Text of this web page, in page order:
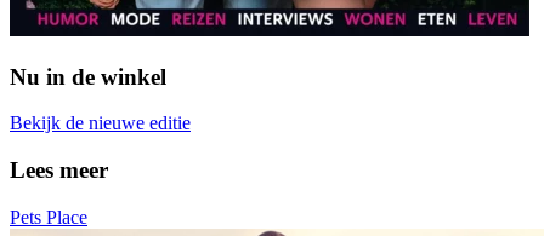
Nu in de winkel
Bekijk de nieuwe editie
Lees meer
Pets Place